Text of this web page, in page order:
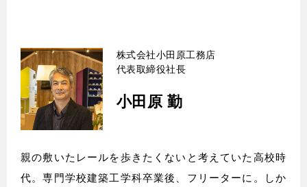
株式会社小田原工務店
代表取締役社長
小田原 勤
親の敷いたレールを歩きたくないと考えていた高校時
代。専門学校建築工学科卒業後、フリーターに。しか